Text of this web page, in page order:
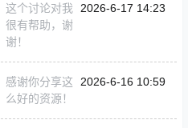
这个讨论对我
很有帮助，谢
谢！
2026-6-17 14:23
感谢你分享这
么好的资源！
2026-6-16 10:59